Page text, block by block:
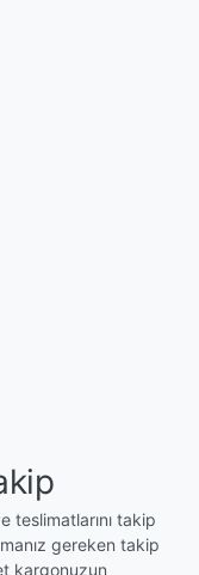
teslimatlarını takip
gereken takip
kargonuzun